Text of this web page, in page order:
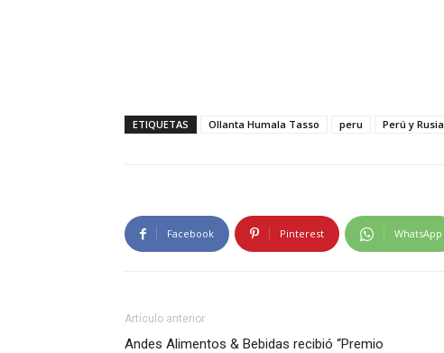
ETIQUETAS Ollanta Humala Tasso peru Perú y Rusia
Facebook Pinterest WhatsApp
Artículo anterior
Andes Alimentos & Bebidas recibió “Premio